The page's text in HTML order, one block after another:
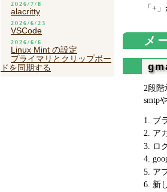
「+
メ
2段階
smtp
ブ
ア
ロ
ア
新
2026/7/8
alacritty
2026/6/23
VSCode
2026/6/6
Linux Mint の設定
プライマリとクリップボー
ドを同期する